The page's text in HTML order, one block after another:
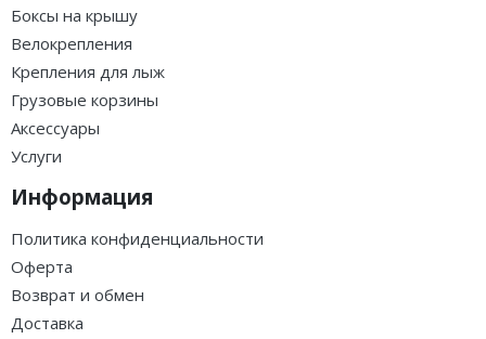
Боксы на крышу
Велокрепления
Крепления для лыж
Грузовые корзины
Аксессуары
Услуги
Информация
Политика конфиденциальности
Оферта
Возврат и обмен
Доставка